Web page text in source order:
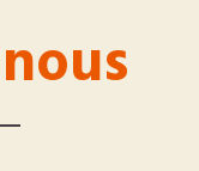
nous